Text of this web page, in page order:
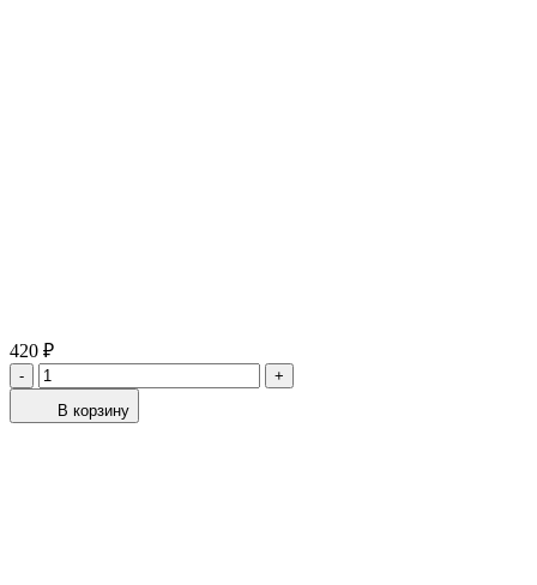
420 ₽
-
+
В корзину